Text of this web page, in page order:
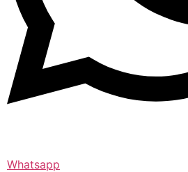
Whatsapp